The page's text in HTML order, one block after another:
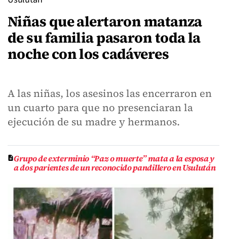
Niñas que alertaron matanza
de su familia pasaron toda la
noche con los cadáveres
A las niñas, los asesinos las encerraron en
un cuarto para que no presenciaran la
ejecución de su madre y hermanos.
Grupo de exterminio “Paz o muerte” mata a la esposa y
a dos parientes de un reconocido pandillero en Usulután